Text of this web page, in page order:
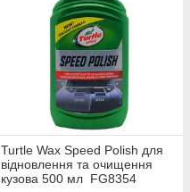
Turtle Wax Speed Polish для
відновлення та очищення
кузова 500 мл FG8354